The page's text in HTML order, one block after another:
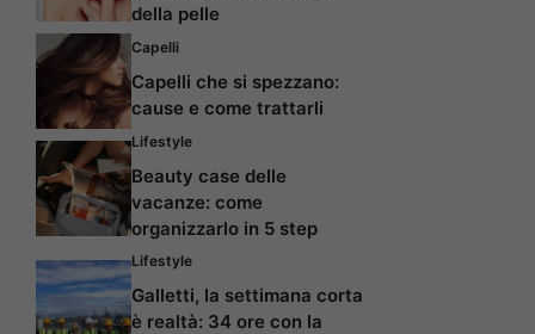
della pelle
Capelli
Capelli che si spezzano:
cause e come trattarli
Lifestyle
Beauty case delle
vacanze: come
organizzarlo in 5 step
Lifestyle
Galletti, la settimana corta
è realtà: 34 ore con la